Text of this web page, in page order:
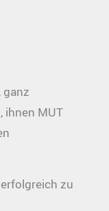
ganz
ihnen MUT
zu